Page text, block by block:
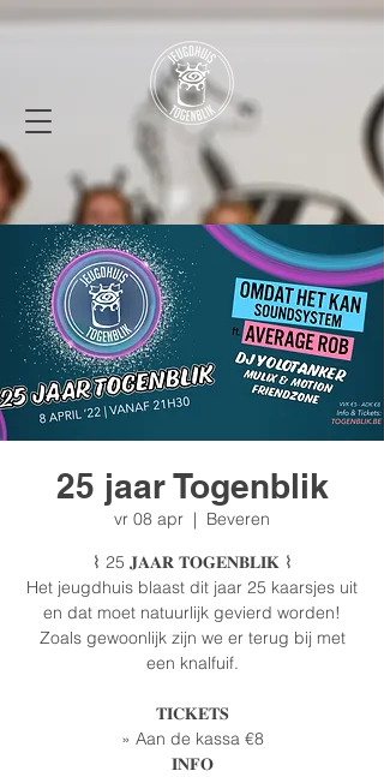
25 jaar Togenblik
vr 08 apr
  |
Beveren
⌇ 25 𝐉𝐀𝐀𝐑 𝐓𝐎𝐆𝐄𝐍𝐁𝐋𝐈𝐊 ⌇
Het jeugdhuis blaast dit jaar 25 kaarsjes uit
en dat moet natuurlijk gevierd worden!
Zoals gewoonlijk zijn we er terug bij met
een knalfuif.
𝐓𝐈𝐂𝐊𝐄𝐓𝐒
» Aan de kassa €8
𝐈𝐍𝐅𝐎